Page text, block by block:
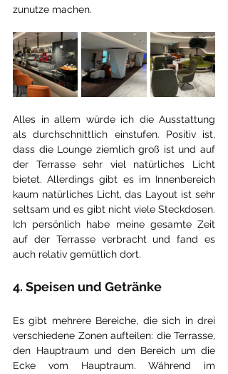
zunutze machen.
Alles in allem würde ich die Ausstattung
als durchschnittlich einstufen. Positiv ist,
dass die Lounge ziemlich groß ist und auf
der Terrasse sehr viel natürliches Licht
bietet. Allerdings gibt es im Innenbereich
kaum natürliches Licht, das Layout ist sehr
seltsam und es gibt nicht viele Steckdosen.
Ich persönlich habe meine gesamte Zeit
auf der Terrasse verbracht und fand es
auch relativ gemütlich dort.
4. Speisen und Getränke
Es gibt mehrere Bereiche, die sich in drei
verschiedene Zonen aufteilen: die Terrasse,
den Hauptraum und den Bereich um die
Ecke vom Hauptraum. Während im